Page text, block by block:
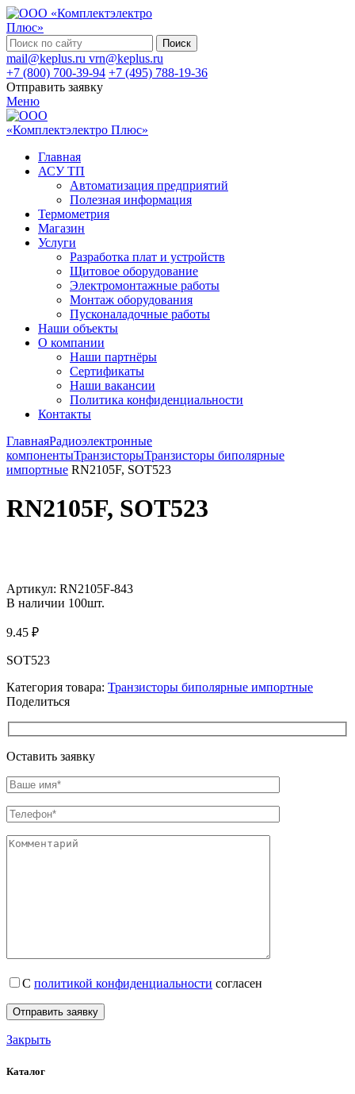
Поиск
mail@keplus.ru vrn@keplus.ru
+7 (800) 700-39-94 +7 (495) 788-19-36
Отправить заявку
Меню
Главная
АСУ ТП
Автоматизация предприятий
Полезная информация
Термометрия
Магазин
Услуги
Разработка плат и устройств
Щитовое оборудование
Электромонтажные работы
Монтаж оборудования
Пусконаладочные работы
Наши объекты
О компании
Наши партнёры
Сертификаты
Наши вакансии
Политика конфиденциальности
Контакты
ГлавнаяРадиоэлектронные
компонентыТранзисторыТранзисторы биполярные
импортные RN2105F, SOT523
RN2105F, SOT523
Артикул: RN2105F-843
В наличии 100шт.
9.45 ₽
SOT523
Категория товара: Транзисторы биполярные импортные
Поделиться
Оставить заявку
С политикой конфиденциальности согласен
Закрыть
Каталог